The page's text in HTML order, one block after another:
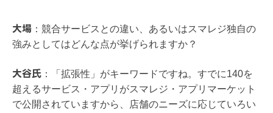
大場 ： 競合サービスとの違い、あるいはスマレジ独自の
強みとしてはどんな点が挙げられますか？
大谷氏 ：「 拡張性」がキーワードですね。すでに140を
超えるサービス・アプリがスマレジ・アプリマーケット
で公開されていますから、店舗のニーズに応じていろい